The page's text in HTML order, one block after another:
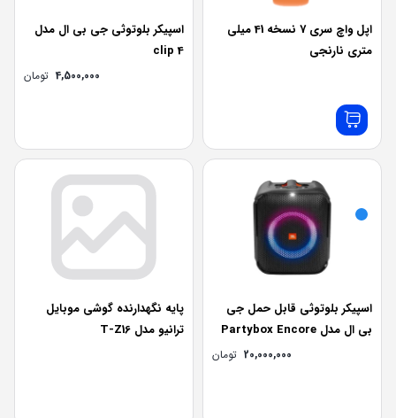
اپل واچ سری 7 نسخه 41 میلی
متری نارنجی
اسپیکر بلوتوثی جی بی ال مدل
clip 4
4,500,000 تومان
اسپیکر بلوتوثی قابل حمل جی
بی ال مدل Partybox Encore
20,000,000 تومان
پایه نگهدارنده گوشی موبایل
ترانیو مدل T-Z16